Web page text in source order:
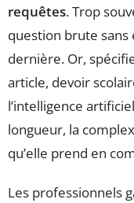
requêtes. Trop
question brute
dernière. Or,
article, devoir
l’intelligence
longueur, la
qu’elle prend en
Les professionnels